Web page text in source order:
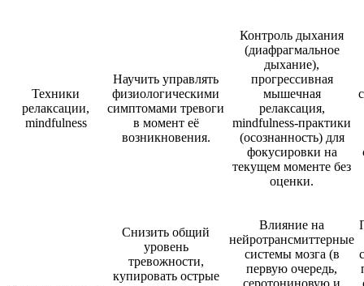
Техники
релаксации,
mindfulness
Научить управлять
физиологическими
симптомами тревоги
в момент её
возникновения.
Контроль дыхания
(диафрагмальное
дыхание),
прогрессивная
мышечная
релаксация,
mindfulness-практики
(осознанность) для
фокусировки на
текущем моменте без
оценки.
Снизить общий
уровень
тревожности,
купировать острые
Влияние на
нейротрансмиттерные
системы мозга (в
первую очередь,
серотониновую и